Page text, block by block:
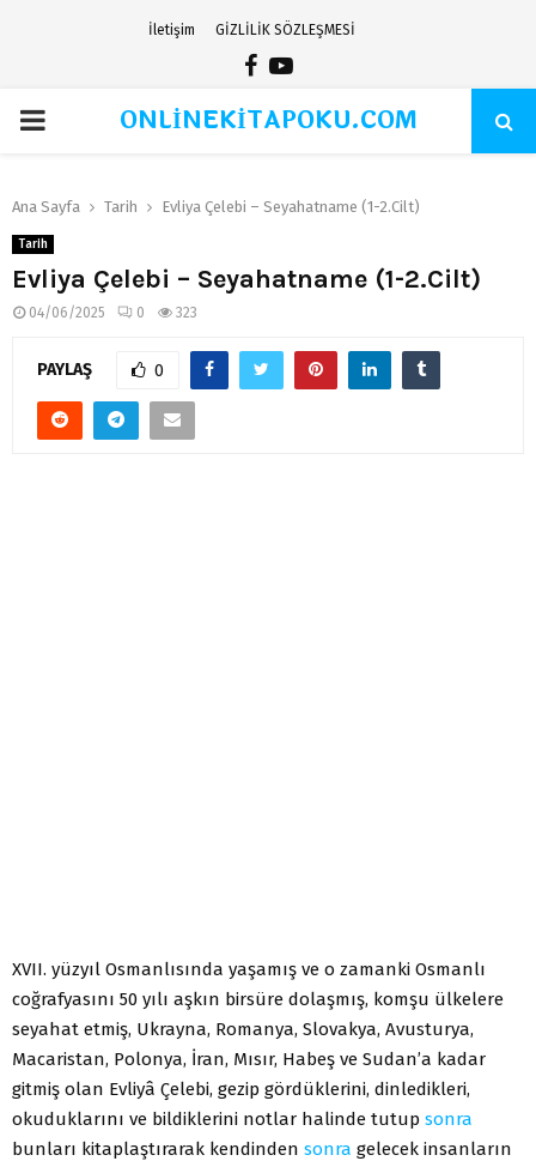
İletişim GİZLİLİK SÖZLEŞMESİ
Facebook
Youtube
PRIMARYONLİNEKİTAPOKU.COM
Ana Sayfa Tarih Evliya Çelebi – Seyahatname (1-2.Cilt)
Tarih
Evliya Çelebi – Seyahatname (1-2.Cilt)
04/06/2025 0 323
PAYLAŞ 0
XVII. yüzyıl Osmanlısında yaşamış ve o zamanki Osmanlı
coğrafyasını 50 yılı aşkın birsüre dolaşmış, komşu ülkelere
seyahat etmiş, Ukrayna, Romanya, Slovakya, Avusturya,
Macaristan, Polonya, İran, Mısır, Habeş ve Sudan’a kadar
gitmiş olan Evliyâ Çelebi, gezip gördüklerini, dinledikleri,
okuduklarını ve bildiklerini notlar halinde tutup sonra
bunları kitaplaştırarak kendinden sonra gelecek insanların